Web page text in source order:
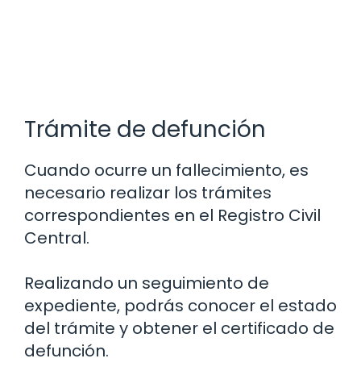
Trámite de defunción
Cuando ocurre un fallecimiento, es
necesario realizar los trámites
correspondientes en el Registro Civil
Central.
Realizando un seguimiento de
expediente, podrás conocer el estado
del trámite y obtener el certificado de
defunción.